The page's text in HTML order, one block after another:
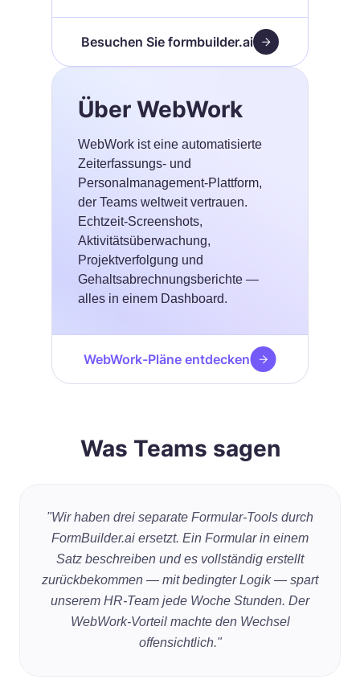
Besuchen Sie formbuilder.ai
Über WebWork
WebWork ist eine automatisierte
Zeiterfassungs- und
Personalmanagement-Plattform,
der Teams weltweit vertrauen.
Echtzeit-Screenshots,
Aktivitätsüberwachung,
Projektverfolgung und
Gehaltsabrechnungsberichte —
alles in einem Dashboard.
WebWork-Pläne entdecken
Was Teams sagen
"Wir haben drei separate Formular-Tools durch
FormBuilder.ai ersetzt. Ein Formular in einem
Satz beschreiben und es vollständig erstellt
zurückbekommen — mit bedingter Logik — spart
unserem HR-Team jede Woche Stunden. Der
WebWork-Vorteil machte den Wechsel
offensichtlich."